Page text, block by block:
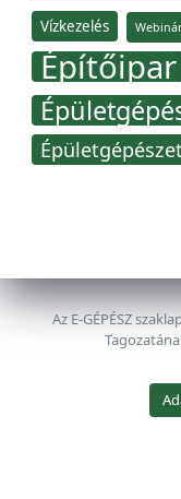
Vízkezelés
Építőipar
Az E-GÉPÉSZ